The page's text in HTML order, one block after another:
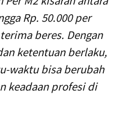
Rp. 50.000 per
beres. Dengan
ketentuan berlaku,
waktu bisa berubah
keadaan profesi di